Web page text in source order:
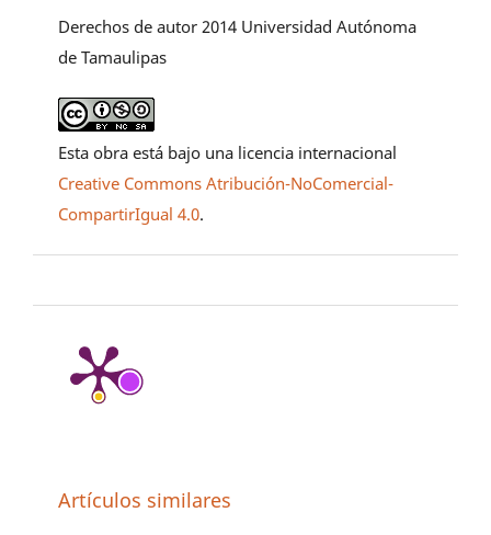
Derechos de autor 2014 Universidad Autónoma
de Tamaulipas
Esta obra está bajo una licencia internacional
Creative Commons Atribución-NoComercial-
CompartirIgual 4.0.
Artículos similares